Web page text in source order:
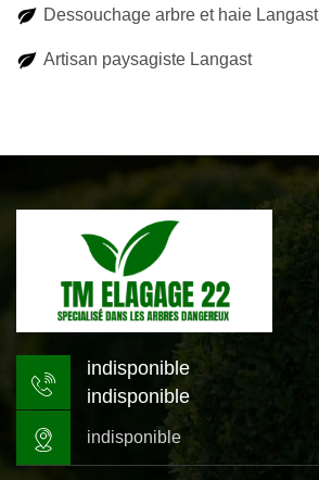
Dessouchage arbre et haie Langast
Artisan paysagiste Langast
indisponible
indisponible
indisponible